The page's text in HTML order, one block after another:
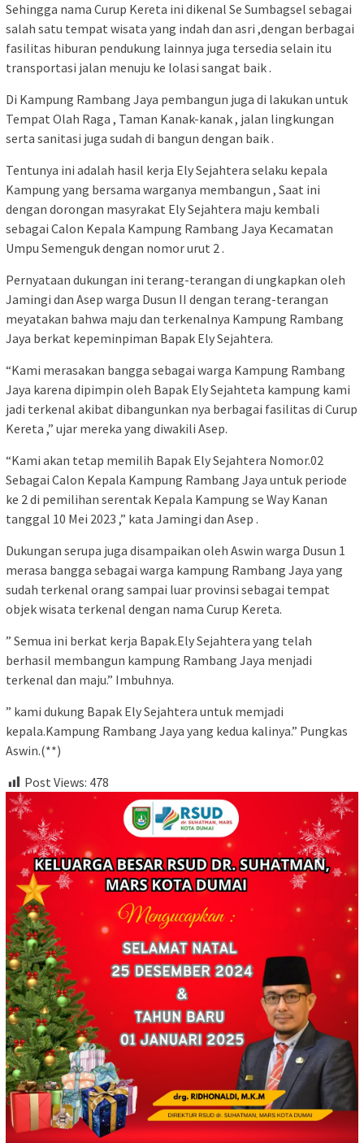
Sehingga nama Curup Kereta ini dikenal Se Sumbagsel sebagai
salah satu tempat wisata yang indah dan asri ,dengan berbagai
fasilitas hiburan pendukung lainnya juga tersedia selain itu
transportasi jalan menuju ke lolasi sangat baik .
Di Kampung Rambang Jaya pembangun juga di lakukan untuk
Tempat Olah Raga , Taman Kanak-kanak , jalan lingkungan
serta sanitasi juga sudah di bangun dengan baik .
Tentunya ini adalah hasil kerja Ely Sejahtera selaku kepala
Kampung yang bersama warganya membangun , Saat ini
dengan dorongan masyrakat Ely Sejahtera maju kembali
sebagai Calon Kepala Kampung Rambang Jaya Kecamatan
Umpu Semenguk dengan nomor urut 2 .
Pernyataan dukungan ini terang-terangan di ungkapkan oleh
Jamingi dan Asep warga Dusun II dengan terang-terangan
meyatakan bahwa maju dan terkenalnya Kampung Rambang
Jaya berkat kepeminpiman Bapak Ely Sejahtera.
“Kami merasakan bangga sebagai warga Kampung Rambang
Jaya karena dipimpin oleh Bapak Ely Sejahteta kampung kami
jadi terkenal akibat dibangunkan nya berbagai fasilitas di Curup
Kereta ,” ujar mereka yang diwakili Asep.
“Kami akan tetap memilih Bapak Ely Sejahtera Nomor.02
Sebagai Calon Kepala Kampung Rambang Jaya untuk periode
ke 2 di pemilihan serentak Kepala Kampung se Way Kanan
tanggal 10 Mei 2023 ,” kata Jamingi dan Asep .
Dukungan serupa juga disampaikan oleh Aswin warga Dusun 1
merasa bangga sebagai warga kampung Rambang Jaya yang
sudah terkenal orang sampai luar provinsi sebagai tempat
objek wisata terkenal dengan nama Curup Kereta.
” Semua ini berkat kerja Bapak.Ely Sejahtera yang telah
berhasil membangun kampung Rambang Jaya menjadi
terkenal dan maju.” Imbuhnya.
” kami dukung Bapak Ely Sejahtera untuk memjadi
kepala.Kampung Rambang Jaya yang kedua kalinya.” Pungkas
Aswin.(**)
Post Views: 478